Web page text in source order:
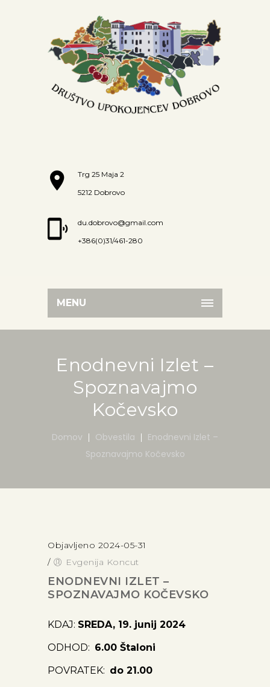
Trg 25 Maja 2
5212 Dobrovo
du.dobrovo@gmail.com
+386(0)31/461-280
MENU
Enodnevni Izlet –
Spoznavajmo
Kočevsko
Domov Obvestila
Enodnevni Izlet –
Spoznavajmo Kočevsko
Objavljeno 2024-05-31
/
Evgenija Koncut
ENODNEVNI IZLET –
SPOZNAVAJMO KOČEVSKO
KDAJ: SREDA, 19. junij 2024
ODHOD: 6.00 Štaloni
POVRATEK: do 21.00